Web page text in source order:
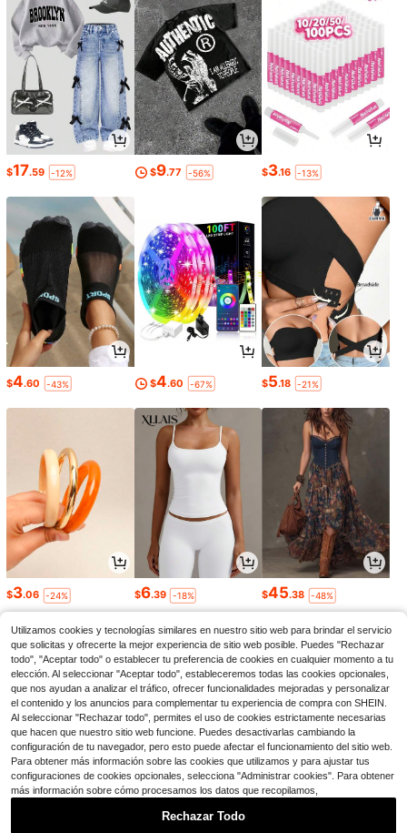
$17.59 -12% $9.77 -56% $3.16 -13%
$4.60 -43% $4.60 -67% $5.18 -21%
$3.06 -24% $6.39 -18% $45.38 -48%
Utilizamos cookies y tecnologías similares en nuestro sitio web para brindar el servicio
que solicitas y ofrecerte la mejor experiencia de sitio web posible. Puedes "Rechazar
todo", "Aceptar todo" o establecer tu preferencia de cookies en cualquier momento a tu
elección. Al seleccionar "Aceptar todo", estableceremos todas las cookies opcionales,
que nos ayudan a analizar el tráfico, ofrecer funcionalidades mejoradas y personalizar
el contenido y los anuncios para complementar tu experiencia de compra con SHEIN.
Al seleccionar "Rechazar todo", permites el uso de cookies estrictamente necesarias
que hacen que nuestro sitio web funcione. Puedes desactivarlas cambiando la
configuración de tu navegador, pero esto puede afectar el funcionamiento del sitio web.
Para obtener más información sobre las cookies que utilizamos y para ajustar tus
configuraciones de cookies opcionales, selecciona "Administrar cookies". Para obtener
más información sobre cómo procesamos los datos que recopilamos,
Rechazar Todo